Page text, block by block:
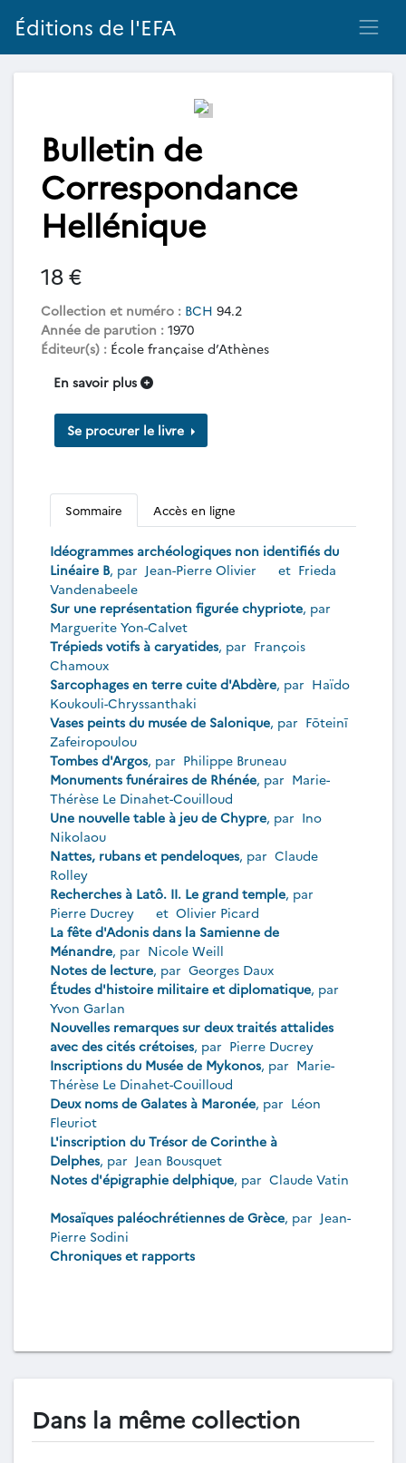
Éditions de l'EFA
Bulletin de
Correspondance
Hellénique
18 €
Collection et numéro : BCH 94.2
Année de parution : 1970
Éditeur(s) : École française d’Athènes
En savoir plus
Se procurer le livre
Sommaire Accès en ligne
Idéogrammes archéologiques non identifiés du
Linéaire B, par Jean-Pierre Olivier et Frieda
Vandenabeele
Sur une représentation figurée chypriote, par
Marguerite Yon-Calvet
Trépieds votifs à caryatides, par François
Chamoux
Sarcophages en terre cuite d'Abdère, par Haïdo
Koukouli-Chryssanthaki
Vases peints du musée de Salonique, par Fōteinī
Zafeiropoulou
Tombes d'Argos, par Philippe Bruneau
Monuments funéraires de Rhénée, par Marie-
Thérèse Le Dinahet-Couilloud
Une nouvelle table à jeu de Chypre, par Ino
Nikolaou
Nattes, rubans et pendeloques, par Claude
Rolley
Recherches à Latô. II. Le grand temple, par
Pierre Ducrey
et Olivier Picard
La fête d'Adonis dans la Samienne de
Ménandre, par Nicole Weill
Notes de lecture, par Georges Daux
Études d'histoire militaire et diplomatique, par
Yvon Garlan
Nouvelles remarques sur deux traités attalides
avec des cités crétoises, par Pierre Ducrey
Inscriptions du Musée de Mykonos, par Marie-
Thérèse Le Dinahet-Couilloud
Deux noms de Galates à Maronée, par Léon
Fleuriot
L'inscription du Trésor de Corinthe à
Delphes, par Jean Bousquet
Notes d'épigraphie delphique, par Claude Vatin
Mosaïques paléochrétiennes de Grèce, par Jean-
Pierre Sodini
Chroniques et rapports
Dans la même collection